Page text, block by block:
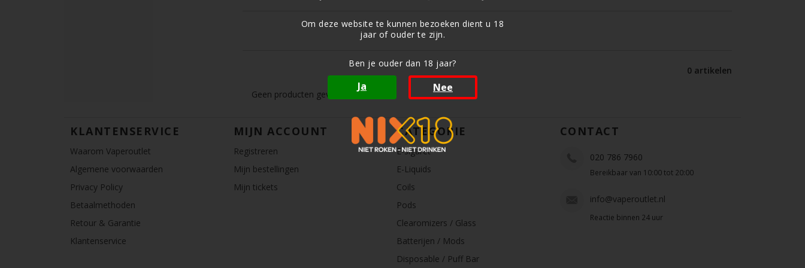
Om deze website te kunnen bezoeken dient u 18
jaar of ouder te zijn.
Ben je ouder dan 18 jaar?
Ja Nee
0 artikelen
Geen producten gevonden!...
KLANTENSERVICE
Waarom Vaperoutlet
Algemene voorwaarden
Privacy Policy
Betaalmethoden
Retour & Garantie
Klantenservice
MIJN ACCOUNT
Registreren
Mijn bestellingen
Mijn tickets
CATEGORIE
E-sigaret
E-Liquids
Coils
Pods
Clearomizers / Glass
Batterijen / Mods
Disposable / Puff Bar
CONTACT
020 786 7960
Bereikbaar van 10:00 tot 20:00
info@vaperoutlet.nl
Reactie binnen 24 uur